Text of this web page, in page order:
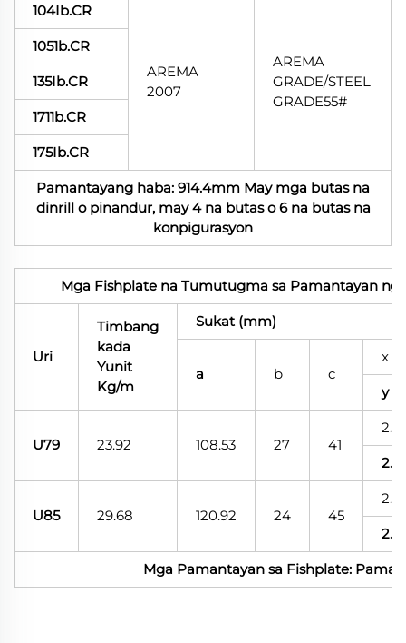
104Ib.CR
AREMA
2007
AREMA
GRADE/STEEL
GRADE55#
1051b.CR
135Ib.CR
1711b.CR
175Ib.CR
Pamantayang haba: 914.4mm May mga butas na
dinrill o pinandur, may 4 na butas o 6 na butas na
konpigurasyon
Mga Fishplate na Tumutugma sa Pamantayan ng
Uri
Timbang
kada
Yunit
Kg/m
Sukat (mm)
a b c
x
y
U79 23.92 108.53 27 41
U85 29.68 120.92 24 45
Mga Pamantayan sa Fishplate: